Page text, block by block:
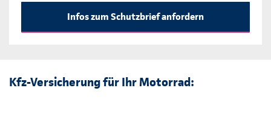
Infos zum Schutzbrief anfordern
Kfz-Versicherung für Ihr Motorrad: